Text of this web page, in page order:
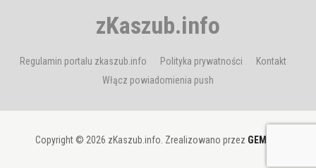
zKaszub.info
Regulamin portalu zkaszub.info Polityka prywatności
Kontakt
Włącz powiadomienia push
Copyright © 2026 zKaszub.info. Zrealizowano przez GEMBIT